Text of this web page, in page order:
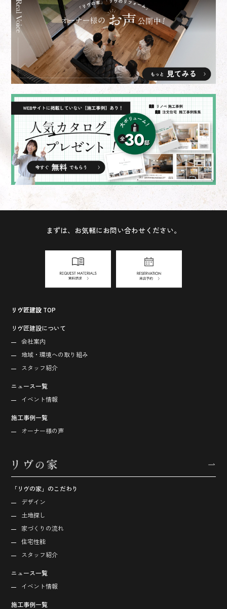
まずは、お気軽にお問い合わせください。
リヴ匠建設 TOP
リヴ匠建設について
会社案内
地域・環境への取り組み
スタッフ紹介
ニュース一覧
イベント情報
施工事例一覧
オーナー様の声
「リヴの家」のこだわり
デザイン
土地探し
家づくりの流れ
住宅性能
スタッフ紹介
ニュース一覧
イベント情報
施工事例一覧